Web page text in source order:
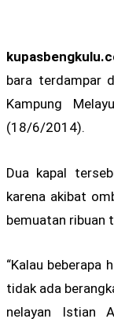
bara terdampar
Kampung
(18/6/2014).
Dua kapal
karena akibat
bemuatan ribuan
“Kalau beberapa
tidak ada
nelayan Istian